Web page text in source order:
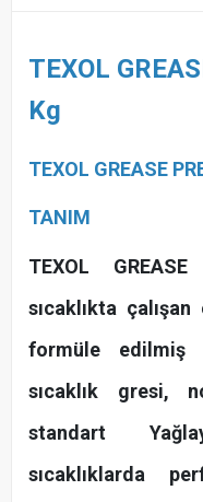
TEXOL
Kg
TEXOL GREASE
TANIM
TEXOL
sıcaklıkta
formüle edilmiş
sıcaklık gresi,
standart
sıcaklıklarda